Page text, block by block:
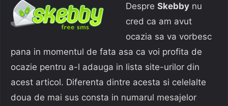
Despre Skebbynu
cred ca am avut
ocazia sa va vorbesc
pana in momentul de fata asa ca voi profita de
ocazie pentru a-l adauga in lista site-urilor din
acest articol. Diferenta dintre acesta si celelalte
doua de mai sus consta in numarul mesajelor